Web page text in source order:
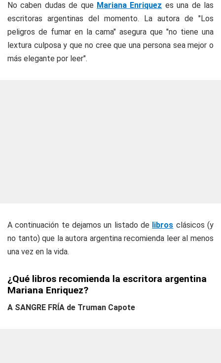
No caben dudas de que Mariana Enriquez es una de las
escritoras argentinas del momento. La autora de "Los
peligros de fumar en la cama" asegura que "no tiene una
lextura culposa y que no cree que una persona sea mejor o
más elegante por leer".
A continuación te dejamos un listado de libros clásicos (y
no tanto) que la autora argentina recomienda leer al menos
una vez en la vida.
¿Qué libros recomienda la escritora argentina
Mariana Enriquez?
A SANGRE FRÍA de Truman Capote